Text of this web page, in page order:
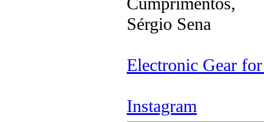
Sérgio Sena
Electronic Gear
Instagram